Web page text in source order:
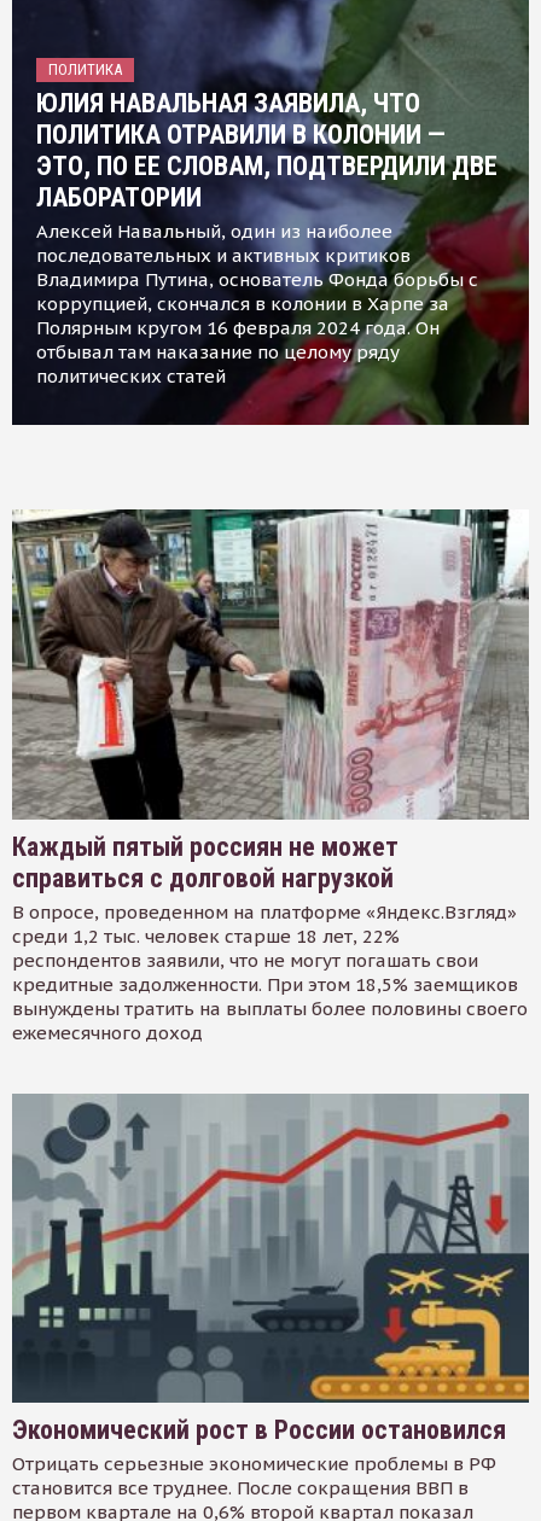
ПОЛИТИКА
ЮЛИЯ НАВАЛЬНАЯ ЗАЯВИЛА, ЧТО
ПОЛИТИКА ОТРАВИЛИ В КОЛОНИИ —
ЭТО, ПО ЕЕ СЛОВАМ, ПОДТВЕРДИЛИ ДВЕ
ЛАБОРАТОРИИ
Алексей Навальный, один из наиболее
последовательных и активных критиков
Владимира Путина, основатель Фонда борьбы с
коррупцией, скончался в колонии в Харпе за
Полярным кругом 16 февраля 2024 года. Он
отбывал там наказание по целому ряду
политических статей
Каждый пятый россиян не может
справиться с долговой нагрузкой
В опросе, проведенном на платформе «Яндекс.Взгляд»
среди 1,2 тыс. человек старше 18 лет, 22%
респондентов заявили, что не могут погашать свои
кредитные задолженности. При этом 18,5% заемщиков
вынуждены тратить на выплаты более половины своего
ежемесячного доход
Экономический рост в России остановился
Отрицать серьезные экономические проблемы в РФ
становится все труднее. После сокращения ВВП в
первом квартале на 0,6% второй квартал показал